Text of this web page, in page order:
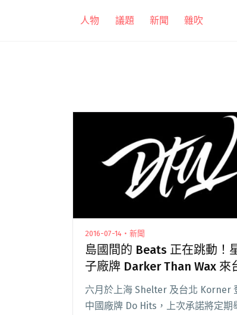
人物 議題 新聞 雜吹
2016-07-14・新聞
島國間的 Beats 正在跳動！
子廠牌 Darker Than Wax 來
六月於上海 Shelter 及台北 Korner
中國廠牌 Do Hits，上次承諾將定期